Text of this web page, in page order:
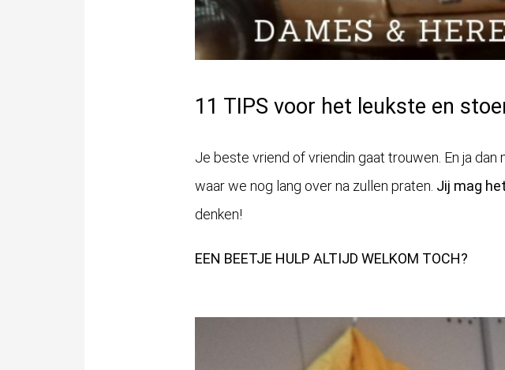
11 TIPS voor het leukste en
Je beste vriend of vriendin gaat trouwen. En ja
waar we nog lang over na zullen praten. Jij mag
denken!
EEN BEETJE HULP ALTIJD WELKOM TOCH?